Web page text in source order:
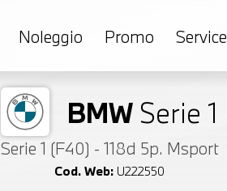
Noleggio Promo Service
BMW Serie 1
Serie 1 (F40) - 118d 5p. Msport
Cod. Web: U222550